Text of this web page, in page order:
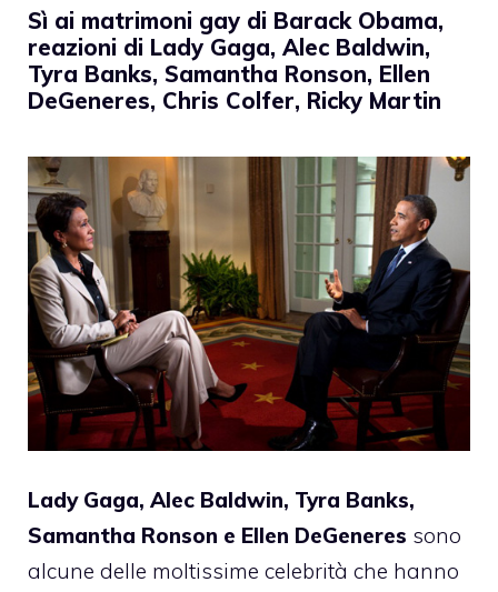
Sì ai matrimoni gay di Barack Obama,
reazioni di Lady Gaga, Alec Baldwin,
Tyra Banks, Samantha Ronson, Ellen
DeGeneres, Chris Colfer, Ricky Martin
Lady Gaga, Alec Baldwin, Tyra Banks,
Samantha Ronson e Ellen DeGeneres sono
alcune delle moltissime celebrità che hanno